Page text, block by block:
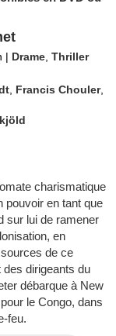
| Drame ,Thriller
Francis Chouler,
charismatique
pouvoir en tant que
sur lui de ramener
en
de ce
dirigeants du
débarque à New
le Congo, dans
feu.